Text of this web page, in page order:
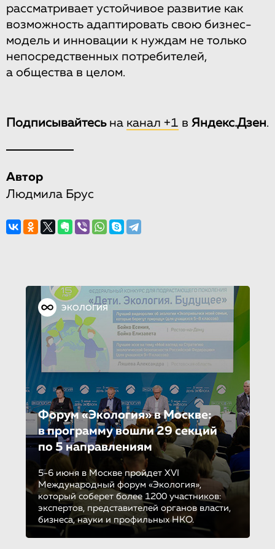
рассматривает устойчивое развитие как
возможность адаптировать свою бизнес-
модель и инновации к нуждам не только
непосредственных потребителей,
а общества в целом.
Подписывайтесьна канал +1 в Яндекс.Дзен.
Автор
Людмила Брус
ЭКОЛОГИЯ
Форум «Экология» в Москве:
в программу вошли 29 секций
по 5 направле­ни­ям
5-6 июня в Москве пройдет XVI
Международный форум «Экология»,
который соберет более 1200 участников:
экспертов, представителей органов власти,
бизнеса, науки и профильных НКО.